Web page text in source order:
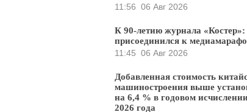
11:56 06 Авг 2026
К 90-летию журнала
присоединился к
11:45 06 Авг 2026
Добавленная стоимость
машиностроения выше
на 6,4 % в годовом
2026 года